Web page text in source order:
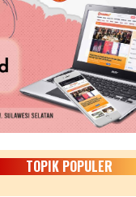
TOPIK POPULER